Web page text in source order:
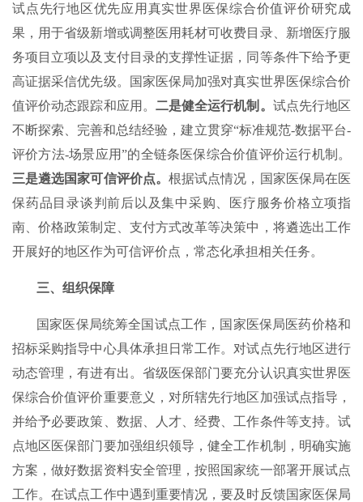
试点先行地区优先应用真实世界医保综合价值评价研究成
果，用于省级新增或调整医用耗材可收费目录、新增医疗服
务项目立项以及支付目录的支撑性证据，同等条件下给予更
高证据采信优先级。国家医保局加强对真实世界医保综合价
值评价动态跟踪和应用。 二是健全运行机制。 试点先行地区
不断探索、完善和总结经验，建立贯穿“标准规范-数据平台-
评价方法-场景应用”的全链条医保综合价值评价运行机制。
三是遴选国家可信评价点。 根据试点情况，国家医保局在医
保药品目录谈判前后以及集中采购、医疗服务价格立项指
南、价格政策制定、支付方式改革等决策中，将遴选出工作
开展好的地区作为可信评价点，常态化承担相关任务。
三、组织保障
国家医保局统筹全国试点工作，国家医保局医药价格和
招标采购指导中心具体承担日常工作。对试点先行地区进行
动态管理，有进有出。省级医保部门要充分认识真实世界医
保综合价值评价重要意义，对所辖先行地区加强试点指导，
并给予必要政策、数据、人才、经费、工作条件等支持。试
点地区医保部门要加强组织领导，健全工作机制，明确实施
方案，做好数据资料安全管理，按照国家统一部署开展试点
工作。在试点工作中遇到重要情况，要及时反馈国家医保局